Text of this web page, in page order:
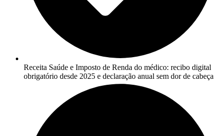
Receita Saúde e Imposto de Renda do médico: recibo digital
obrigatório desde 2025 e declaração anual sem dor de cabeça